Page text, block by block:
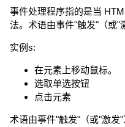
事件处理程序指的是当
法。术语由事件"触发"（或"
实例s:
在元素上移动鼠标。
选取单选按钮
点击元素
术语由事件"触发"（或"激发